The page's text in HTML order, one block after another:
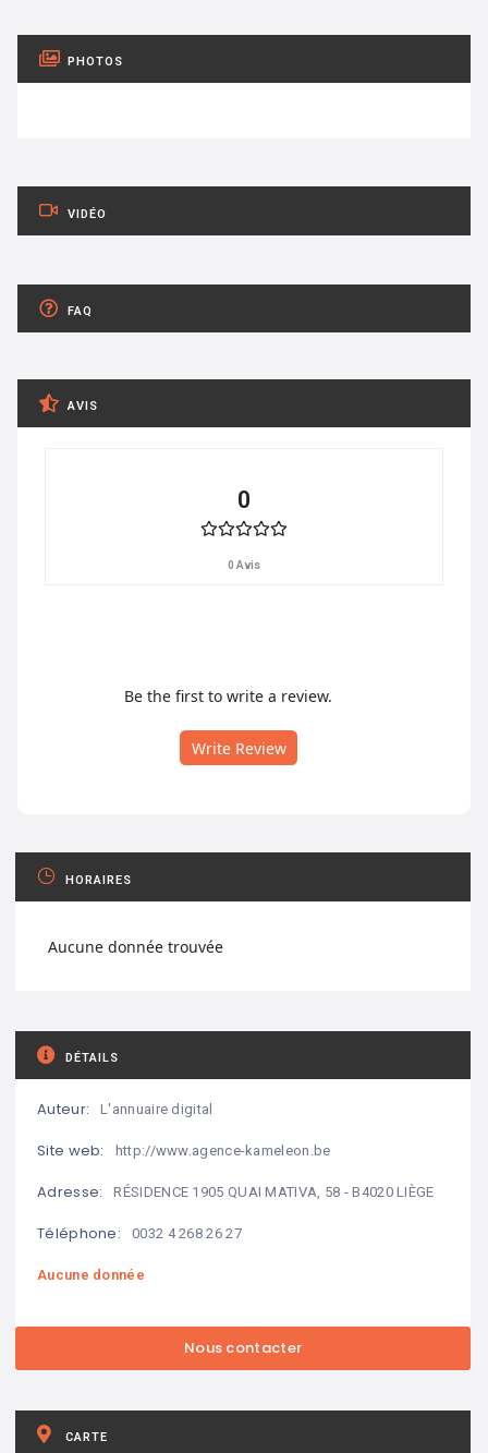
PHOTOS
VIDÉO
FAQ
AVIS
0
0 Avis
Be the first to write a review.
Write Review
HORAIRES
Aucune donnée trouvée
DÉTAILS
Auteur: L'annuaire digital
Site web: http://www.agence-kameleon.be
Adresse: RÉSIDENCE 1905 QUAI MATIVA, 58 - B4020 LIÈGE
Téléphone: 0032 4 268 26 27
Aucune donnée
CARTE